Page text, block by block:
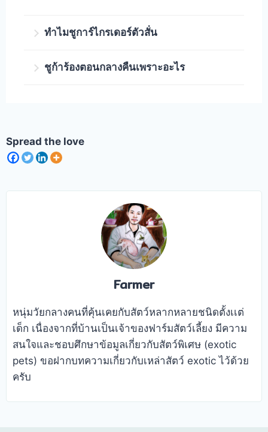
ทำไมชูการ์ไกรเดอร์ตัวสั่น
ชูการ์จะเกาะที่แขน หรือไหล่ของผู้เลี้ยงใน
ขณะที่ผู้เลี้ยงเดินไปรอบๆ ในช่วงเวลากลาง
เกิดขึ้นได้ในชูก้าที่ยังเด็กอยู่ หรือไม่คุ้นเคย
กับสถานที่เช่น เปลี่ยนกรง หรือย้ายที่นอนเขา
ชูก้าร้องตอนกลางคืนเพราะอะไร
ประจำ
Spread the love
Farmer
หนุ่มวัยกลางคนที่คุ้นเคยกับสัตว์หลากหลายชนิดตั้งเเต่
เด็ก เนื่องจากที่บ้านเป็นเจ้าของฟาร์มสัตว์เลี้ยง มีความ
สนใจและชอบศึกษาข้อมูลเกี่ยวกับสัตว์พิเศษ (exotic
pets) ขอฝากบทความเกี่ยวกับเหล่าสัตว์ exotic ไว้ด้วย
ครับ